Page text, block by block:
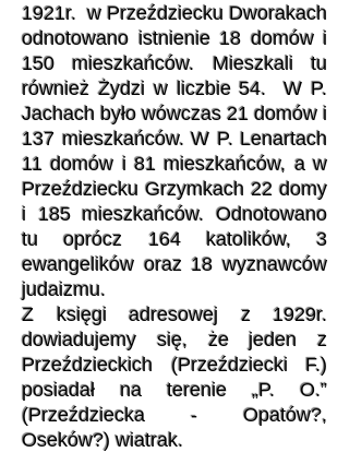
1921r. w Przeździecku Dworakach
odnotowano istnienie 18 domów i
150 mieszkańców. Mieszkali tu
również Żydzi w liczbie 54. W P.
Jachach było wówczas 21 domów i
137 mieszkańców. W P. Lenartach
11 domów i 81 mieszkańców, a w
Przeździecku Grzymkach 22 domy
i 185 mieszkańców. Odnotowano
tu oprócz 164 katolików, 3
ewangelików oraz 18 wyznawców
judaizmu.
Z księgi adresowej z 1929r.
dowiadujemy się, że jeden z
Przeździeckich (Przeździecki F.)
posiadał na terenie „P. O.”
(Przeździecka - Opatów?,
Oseków?) wiatrak.